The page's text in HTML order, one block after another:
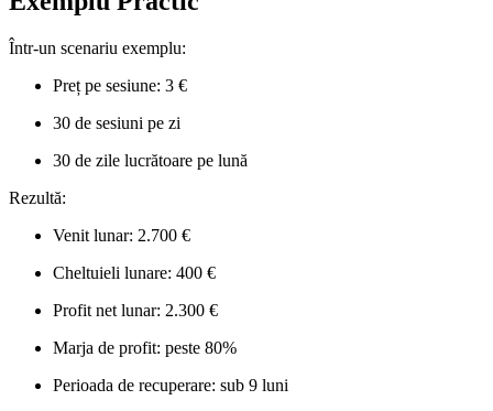
Într-un scenariu exemplu:
Preț pe sesiune: 3 €
30 de sesiuni pe zi
30 de zile lucrătoare pe lună
Rezultă:
Venit lunar: 2.700 €
Cheltuieli lunare: 400 €
Profit net lunar: 2.300 €
Marja de profit: peste 80%
Perioada de recuperare: sub 9 luni